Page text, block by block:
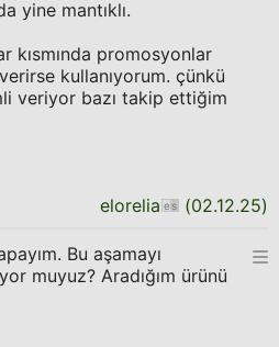
yine mantıklı.
kısmında promosyonlar
kullanıyorum. çünkü
veriyor bazı takip ettiğim
elorelia (02.12.25)
Bu aşamayı
muyuz? Aradığım ürünü